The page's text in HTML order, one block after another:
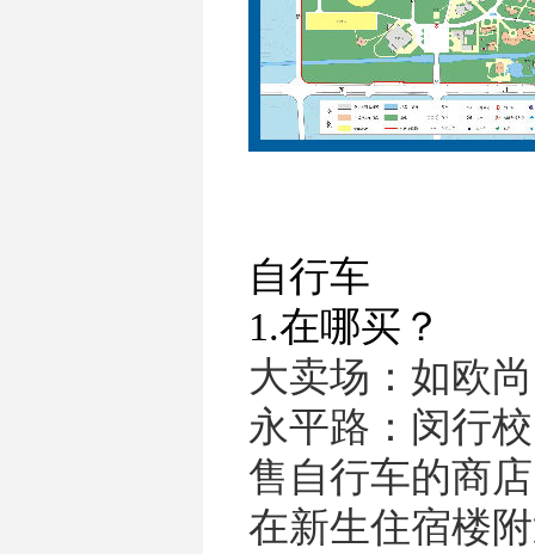
自行车
1.在哪买？
大卖场：如欧
永平路：闵行
售自行车的商
在新生住宿楼